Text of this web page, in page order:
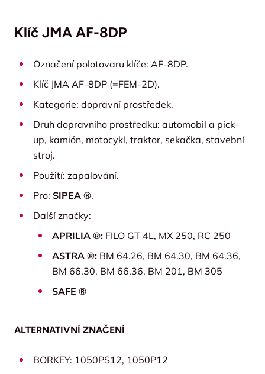
Klíč JMA AF-8DP
Označení polotovaru klíče: AF-8DP.
Klíč JMA AF-8DP (=FEM-2D).
Kategorie: dopravní prostředek.
Druh dopravního prostředku: automobil a pick-
up, kamión, motocykl, traktor, sekačka, stavební
stroj.
Použití: zapalování.
Pro: SIPEA ®.
Další značky:
APRILIA ®: FILO GT 4L, MX 250, RC 250
ASTRA ®: BM 64.26, BM 64.30, BM 64.36,
BM 66.30, BM 66.36, BM 201, BM 305
SAFE ®
ALTERNATIVNÍ ZNAČENÍ
BORKEY: 1050PS12, 1050P12